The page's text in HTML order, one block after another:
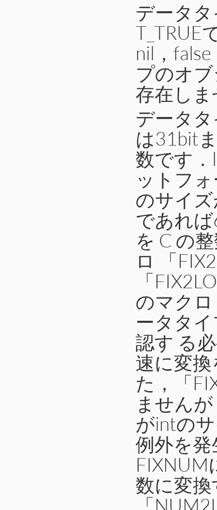
データタ
T_TRUE
nil，
プのオ
存在し
データ
は31bit
数です
ットフ
のサイ
であれ
を C の
ロ 「
「
のマク
ータタ
認す る
速に変
た，「
ません
がintの
例外を
FIXNUM
数に変
「